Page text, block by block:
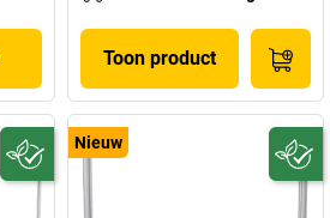
Toon product
Nieuw